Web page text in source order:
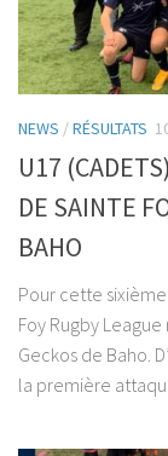
NEWS /RÉSULTATS
U17
DE SAINTE
BAHO
Pour cette
Foy Rugby
Geckos de Baho.
la première